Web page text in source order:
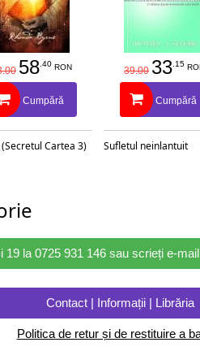
58 .40 RON
Cumpără
Cartea 3)
39.00 33 .15
Cumpără
Sufletul neinlantuit
19 la 0725 931 146 sau scrieți e-
Contact | Informații | Librăria
Politica de retur și de restituire a